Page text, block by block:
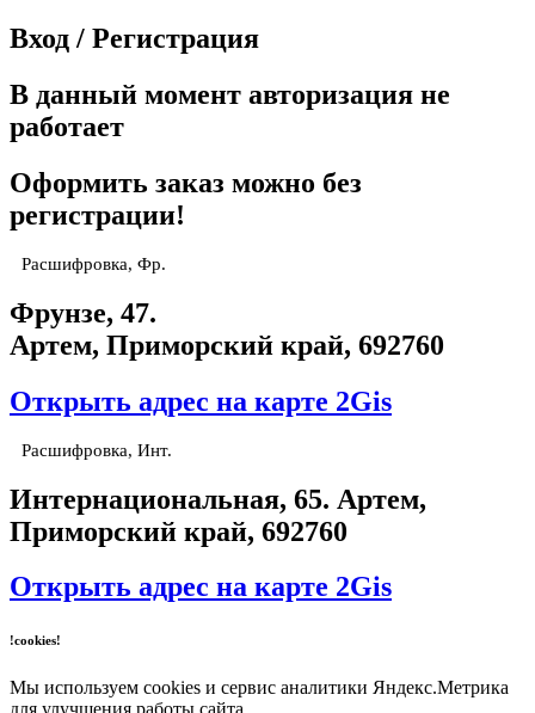
Вход / Регистрация
В данный момент авторизация не
работает
Оформить заказ можно без
регистрации!
Расшифровка, Фр.
Фрунзе, 47.
Артем, Приморский край, 692760
Открыть адрес на карте 2Gis
Расшифровка, Инт.
​Интернациональная, 65​. Артем,
Приморский край, 692760
Открыть адрес на карте 2Gis
!cookies!
Мы используем cookies и сервис аналитики Яндекс.Метрика